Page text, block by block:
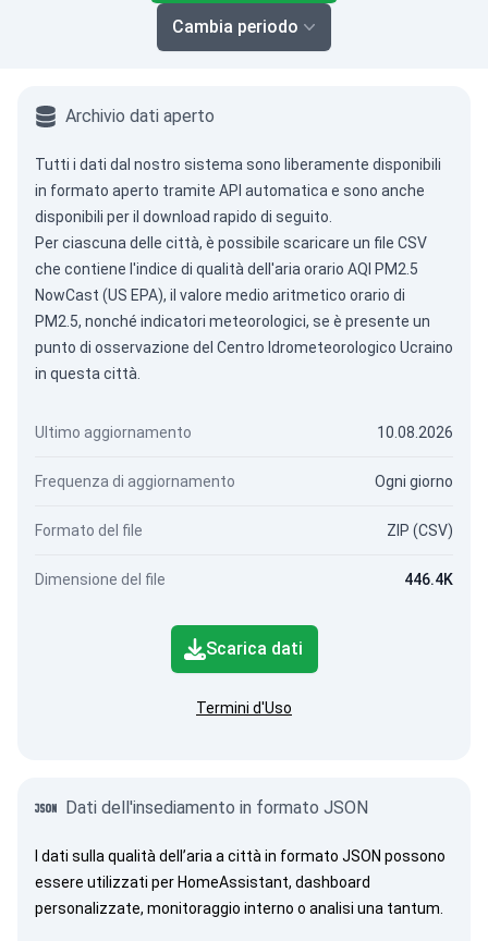
Cambia periodo
Archivio dati aperto
Tutti i dati dal nostro sistema sono liberamente disponibili
in formato aperto tramite API automatica e sono anche
disponibili per il download rapido di seguito.
Per ciascuna delle città, è possibile scaricare un file CSV
che contiene l'indice di qualità dell'aria orario AQI PM2.5
NowCast (US EPA), il valore medio aritmetico orario di
PM2.5, nonché indicatori meteorologici, se è presente un
punto di osservazione del Centro Idrometeorologico Ucraino
in questa città.
Ultimo aggiornamento 10.08.2026
Frequenza di aggiornamento Ogni giorno
Formato del file ZIP (CSV)
Dimensione del file 446.4K
Scarica dati
Termini d'Uso
Dati dell'insediamento in formato JSON
I dati sulla qualità dell’aria a città in formato JSON possono
essere utilizzati per HomeAssistant, dashboard
personalizzate, monitoraggio interno o analisi una tantum.